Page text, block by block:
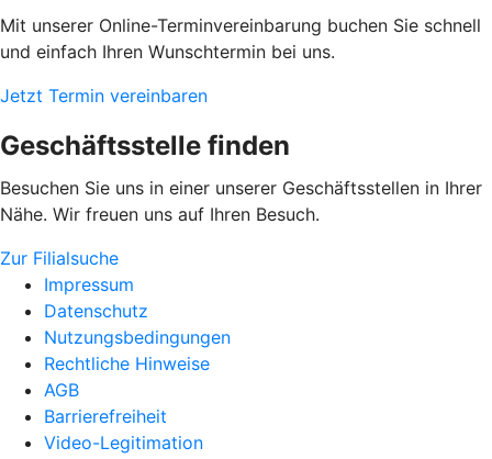
Mit unserer Online-Terminvereinbarung buchen Sie schnell
und einfach Ihren Wunschtermin bei uns.
Jetzt Termin vereinbaren
Geschäftsstelle finden
Besuchen Sie uns in einer unserer Geschäftsstellen in Ihrer
Nähe. Wir freuen uns auf Ihren Besuch.
Zur Filialsuche
Impressum
Datenschutz
Nutzungsbedingungen
Rechtliche Hinweise
AGB
Barrierefreiheit
Video-Legitimation